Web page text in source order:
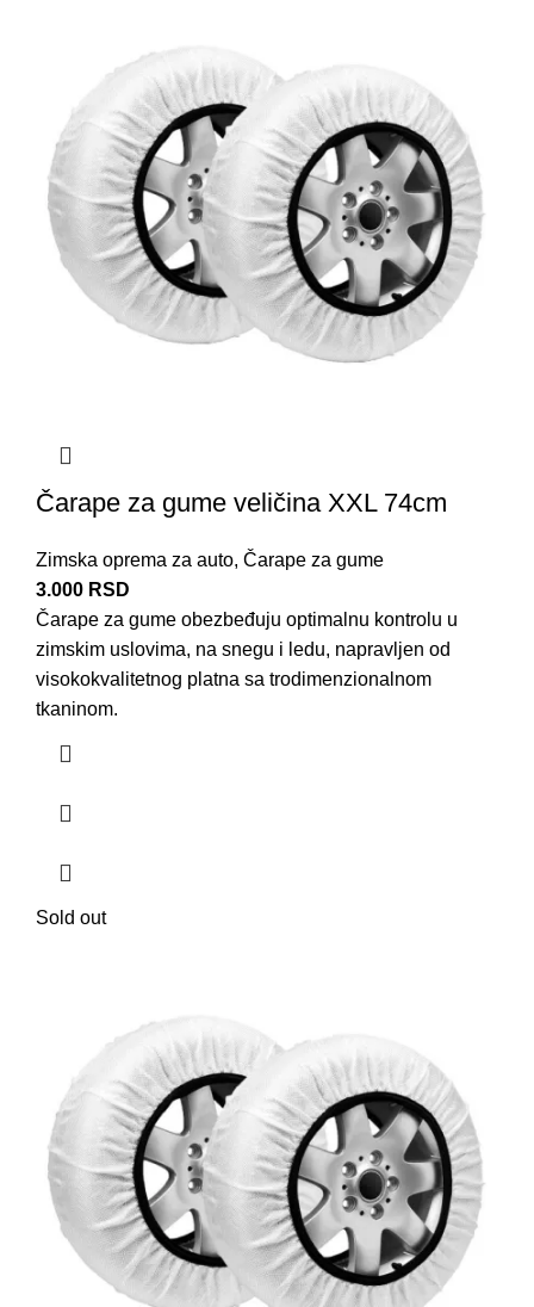
Čarape za gume veličina XXL 74cm
Zimska oprema za auto, Čarape za gume
3.000 RSD
Čarape za gume obezbeđuju optimalnu kontrolu u
zimskim uslovima, na snegu i ledu, napravljen od
visokokvalitetnog platna sa trodimenzionalnom
tkaninom.
Sold out